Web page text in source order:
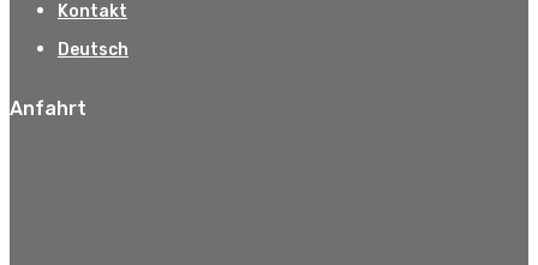
Kontakt
Deutsch
Anfahrt